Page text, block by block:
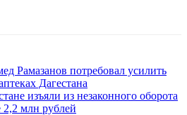
Рамазанов потребовал усилить
Дагестана
изъяли из незаконного оборота
2,2 млн рублей